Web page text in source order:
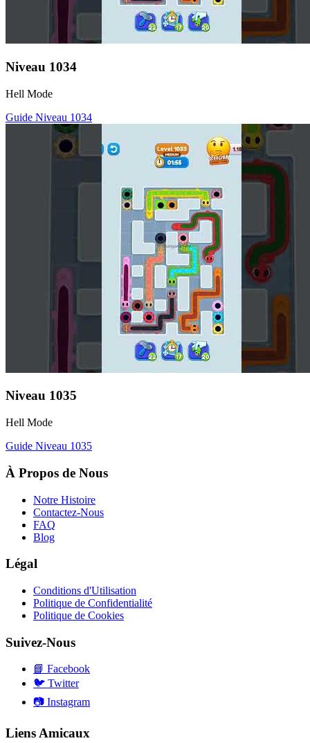
Niveau 1034
Hell Mode
Guide Niveau 1034
Niveau 1035
Hell Mode
Guide Niveau 1035
À Propos de Nous
Notre Histoire
Contactez-Nous
FAQ
Blog
Légal
Conditions d'Utilisation
Politique de Confidentialité
Politique de Cookies
Suivez-Nous
📘 Facebook
🐦 Twitter
📷 Instagram
Liens Amicaux